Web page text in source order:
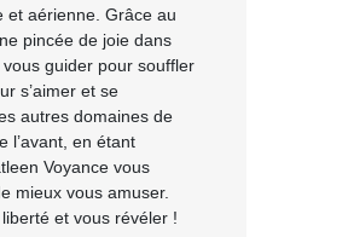
et aérienne. Grâce au
pincée de joie dans
guider pour souffler
s’aimer et se
autres domaines de
l’avant, en étant
Voyance vous
mieux vous amuser.
et vous révéler !